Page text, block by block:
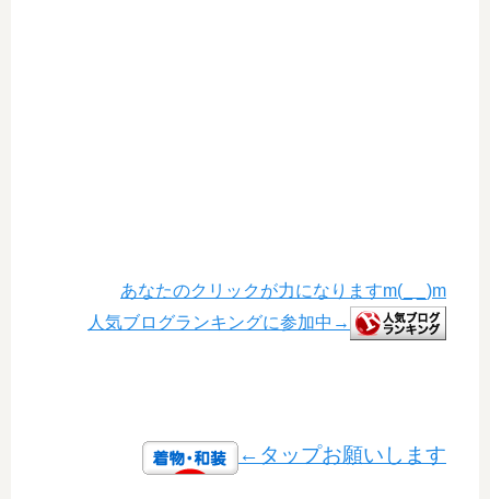
あなたのクリックが力になりますm(_ _)m
人気ブログランキングに参加中→
←タップお願いします